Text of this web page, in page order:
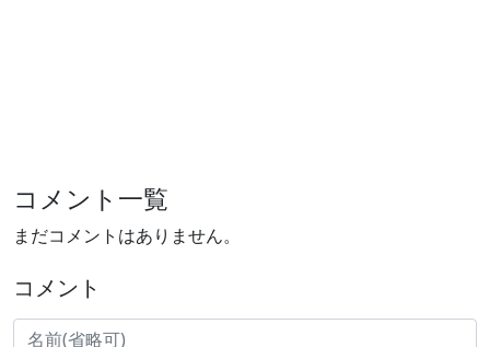
コメント一覧
まだコメントはありません。
コメント